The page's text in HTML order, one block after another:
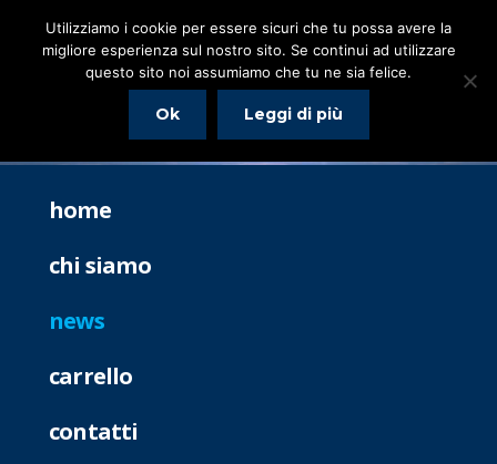
home
chi siamo
news
carrello
contatti
Utilizziamo i cookie per essere sicuri che tu possa avere la
migliore esperienza sul nostro sito. Se continui ad utilizzare
questo sito noi assumiamo che tu ne sia felice.
Ok Leggi di più